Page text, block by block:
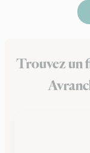
Trouvez un